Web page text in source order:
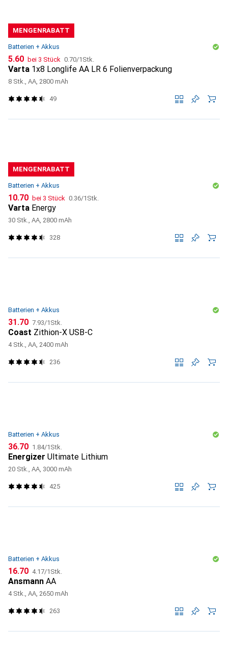
MENGENRABATT
Batterien + Akkus
CHF
5.60 bei 3 Stück CHF
0.70/1Stk.
Varta 1x8 Longlife AA LR 6 Folienverpackung
8 Stk., AA, 2800 mAh
49
MENGENRABATT
Batterien + Akkus
CHF
10.70 bei 3 Stück CHF
0.36/1Stk.
Varta Energy
30 Stk., AA, 2800 mAh
328
Batterien + Akkus
CHF
31.70 CHF
7.93/1Stk.
Coast Zithion-X USB-C
4 Stk., AA, 2400 mAh
236
Batterien + Akkus
CHF
36.70 CHF
1.84/1Stk.
Energizer Ultimate Lithium
20 Stk., AA, 3000 mAh
425
Batterien + Akkus
CHF
16.70 CHF
4.17/1Stk.
Ansmann AA
4 Stk., AA, 2650 mAh
263